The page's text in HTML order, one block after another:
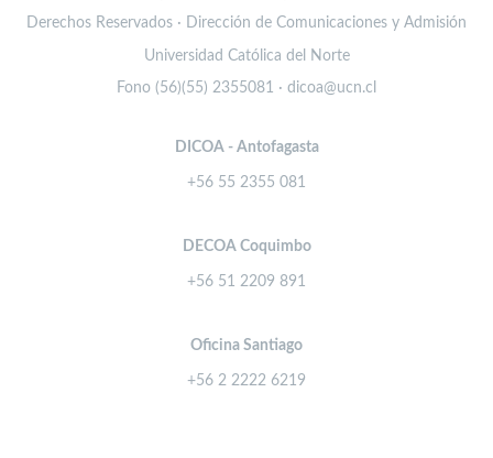
Derechos Reservados · Dirección de Comunicaciones y Admisión
Universidad Católica del Norte
Fono (56)(55) 2355081 · dicoa@ucn.cl
DICOA - Antofagasta
+56 55 2355 081
DECOA Coquimbo
+56 51 2209 891
Oficina Santiago
+56 2 2222 6219